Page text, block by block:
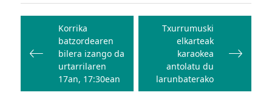
Bidalketetan
zehar
nabigatu
Korrika
batzordearen
bilera izango da
urtarrilaren
17an, 17:30ean
Txurrumuski
elkarteak
karaokea
antolatu du
larunbaterako